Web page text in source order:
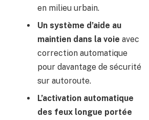
en milieu urbain.
Un système d’aide au
maintien dans la voie avec
correction automatique
pour davantage de sécurité
sur autoroute.
L’activation automatique
des feux longue portée